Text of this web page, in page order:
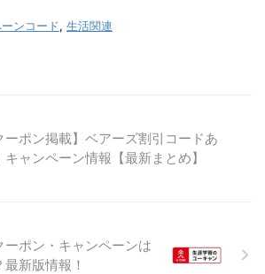
ンコード, 生活関連
ーポン掲載】ベアーズ割引コードあ
キャンペーン情報【最新まとめ】
ーポン・キャンペーンは
新版情報！